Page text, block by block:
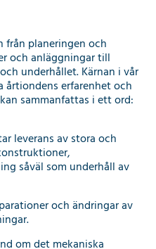
från planeringen och
och anläggningar till
underhållet. Kärnan i vår
årtiondens erfarenhet och
sammanfattas i ett ord:
leverans av stora och
såväl som underhåll av
och ändringar av
om det mekaniska